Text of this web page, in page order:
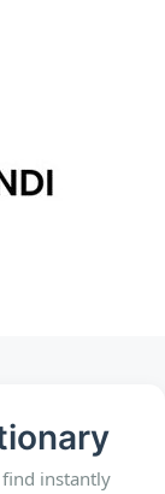
instantly